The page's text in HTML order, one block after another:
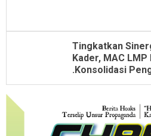
Tingkatkan
Kader, MAC
.Konsolidasi